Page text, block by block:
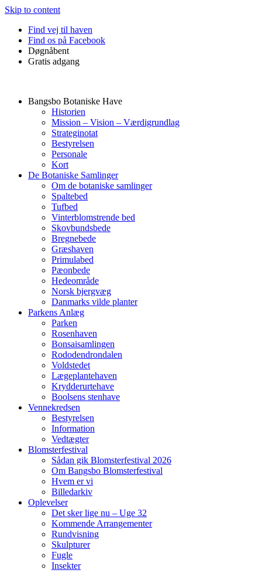
Skip to content
Find vej til haven
Find os på Facebook
Døgnåbent
Gratis adgang
Bangsbo Botaniske Have
Historien
Mission – Vision – Værdigrundlag
Strateginotat
Bestyrelsen
Personale
Kort
De Botaniske Samlinger
Om de botaniske samlinger
Spaltebed
Tufbed
Vinterblomstrende bed
Skovbundsbede
Bregnebede
Græshaven
Primulabed
Pæonbede
Hedeområde
Norsk bjergvæg
Danmarks vilde planter
Parkens Anlæg
Parken
Rosenhaven
Bonsaisamlingen
Rododendrondalen
Voldstedet
Lægeplantehaven
Krydderurtehave
Boolsens stenhave
Vennekredsen
Bestyrelsen
Information
Vedtægter
Blomsterfestival
Sådan gik Blomsterfestival 2026
Om Bangsbo Blomsterfestival
Hvem er vi
Billedarkiv
Oplevelser
Det sker lige nu – Uge 32
Kommende Arrangementer
Rundvisning
Skulpturer
Fugle
Insekter